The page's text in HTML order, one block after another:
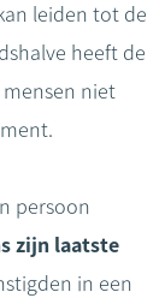
leiden tot de
heeft de
niet
persoon
zijn laatste
in een